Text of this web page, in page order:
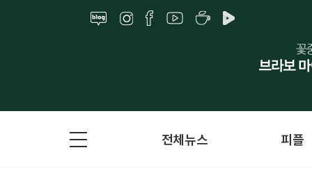
전체뉴스 피플